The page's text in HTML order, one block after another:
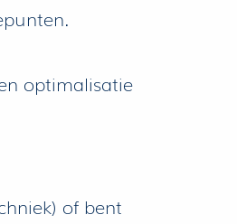
optimalisatie
of bent